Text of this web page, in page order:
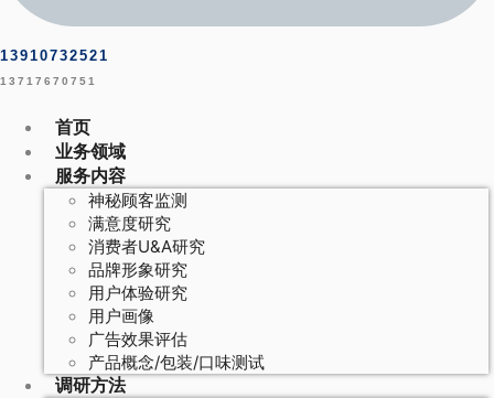
13910732521
13717670751
首页
业务领域
服务内容
神秘顾客监测
满意度研究
消费者U&A研究
品牌形象研究
用户体验研究
用户画像
广告效果评估
产品概念/包装/口味测试
调研方法